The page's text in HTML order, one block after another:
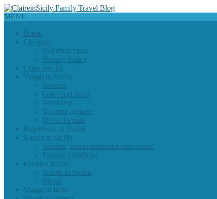
MENU
Home
Chi sono
Collaborazioni
Privacy Policy
I miei servizi
Viaggi in Sicilia
Itinerari
Gite fuori porta
Weekend
Vacanze al mare
Dove dormire
Esperienze in Sicilia
Natura in Sicilia
Sentieri, parchi naturali e aree picnic
Fattorie didattiche
Eventi e Musei
Natale in Sicilia
Musei
Viaggi in Italia